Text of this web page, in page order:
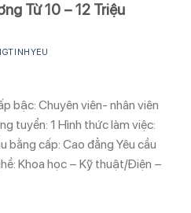
Từ 10 – 12 Triệu
bậc: Chuyên viên- nhân viên
tuyển: 1 Hình thức làm việc:
bằng cấp: Cao đẳng Yêu cầu
Khoa học – Kỹ thuật/Điện –